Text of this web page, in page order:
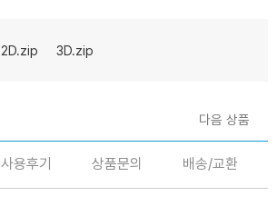
2D.zip 3D.zip
다음 상품
사용후기 상품문의 배송/교환